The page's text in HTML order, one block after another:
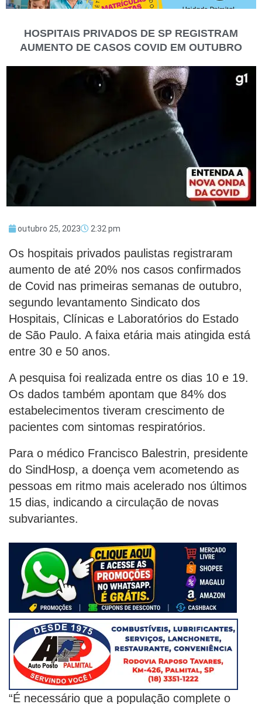
HOSPITAIS PRIVADOS DE SP REGISTRAM
AUMENTO DE CASOS COVID EM OUTUBRO
outubro 25, 2023 2:32 pm
Os hospitais privados paulistas registraram
aumento de até 20% nos casos confirmados
de Covid nas primeiras semanas de outubro,
segundo levantamento Sindicato dos
Hospitais, Clínicas e Laboratórios do Estado
de São Paulo. A faixa etária mais atingida está
entre 30 e 50 anos.
A pesquisa foi realizada entre os dias 10 e 19.
Os dados também apontam que 84% dos
estabelecimentos tiveram crescimento de
pacientes com sintomas respiratórios.
Para o médico Francisco Balestrin, presidente
do SindHosp, a doença vem acometendo as
pessoas em ritmo mais acelerado nos últimos
15 dias, indicando a circulação de novas
subvariantes.
“É necessário que a população complete o